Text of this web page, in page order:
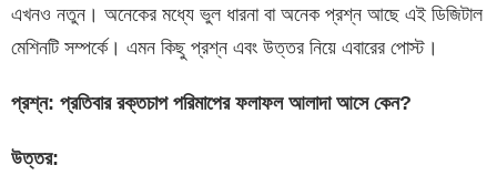
এখনও নতুন। অনেকের মধ্যে ভুল ধারনা বা অনেক প্রশ্ন আছে এই ডিজিটাল
মেশিনটি সম্পর্কে। এমন কিছু প্রশ্ন এবং উত্তর নিয়ে এবারের পোস্ট।
প্রশ্ন: প্রতিবার রক্তচাপ পরিমাপের ফলাফল আলাদাআসে কেন?
উত্তর: